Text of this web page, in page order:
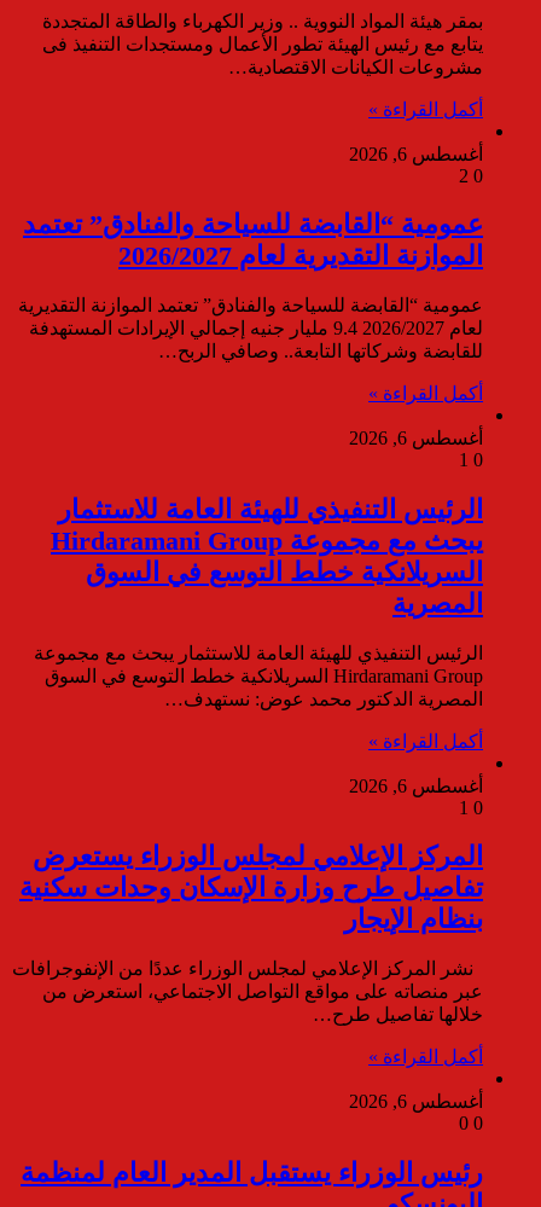
بمقر هيئة المواد النووية .. وزير الكهرباء والطاقة المتجددة
يتابع مع رئيس الهيئة تطور الأعمال ومستجدات التنفيذ فى
مشروعات الكيانات الاقتصادية…
أكمل القراءة »
أغسطس 6, 2026
0
عمومية “القابضة للسياحة والفنادق” تعتمد
الموازنة التقديرية لعام 2026/2027
عمومية “القابضة للسياحة والفنادق” تعتمد الموازنة التقديرية
لعام 2026/2027 9.4 مليار جنيه إجمالي الإيرادات المستهدفة
للقابضة وشركاتها التابعة.. وصافي الربح…
أكمل القراءة »
أغسطس 6, 2026
0
الرئيس التنفيذي للهيئة العامة للاستثمار
يبحث مع مجموعة Hirdaramani Group
السريلانكية خطط التوسع في السوق
المصرية
الرئيس التنفيذي للهيئة العامة للاستثمار يبحث مع مجموعة
Hirdaramani Group السريلانكية خطط التوسع في السوق
المصرية الدكتور محمد عوض: نستهدف…
أكمل القراءة »
أغسطس 6, 2026
0
المركز الإعلامي لمجلس الوزراء يستعرض
تفاصيل طرح وزارة الإسكان وحدات سكنية
بنظام الإيجار
نشر المركز الإعلامي لمجلس الوزراء عددًا من الإنفوجرافات
عبر منصاته على مواقع التواصل الاجتماعي، استعرض من
خلالها تفاصيل طرح…
أكمل القراءة »
أغسطس 6, 2026
0
رئيس الوزراء يستقبل المدير العام لمنظمة